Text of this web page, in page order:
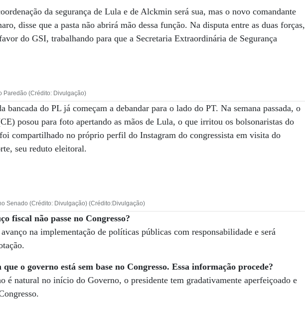
da segurança de Lula e de Alckmin será sua, mas o novo comandante
disse que a pasta não abrirá mão dessa função. Na disputa entre as duas forças,
do GSI, trabalhando para que a Secretaria Extraordinária de Segurança
Paredão (Crédito: Divulgação)
bancada do PL já começam a debandar para o lado do PT. Na semana passada, o
posou para foto apertando as mãos de Lula, o que irritou os bolsonaristas do
compartilhado no próprio perfil do Instagram do congressista em visita do
seu reduto eleitoral.
Senado (Crédito: Divulgação) (Crédito:Divulgação)
fiscal não passe no Congresso?
na implementação de políticas públicas com responsabilidade e será
o governo está sem base no Congresso. Essa informação procede?
é natural no início do Governo, o presidente tem gradativamente aperfeiçoado e